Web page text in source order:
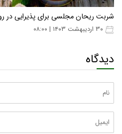
شربت ریحان مجلسی برای پذیرایی در
دیدگاه